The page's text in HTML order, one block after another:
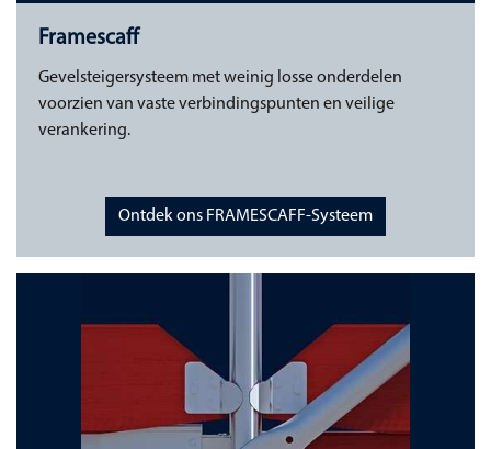
Framescaff
Gevelsteigersysteem met weinig losse onderdelen
voorzien van vaste verbindingspunten en veilige
verankering.
Ontdek ons FRAMESCAFF-Systeem